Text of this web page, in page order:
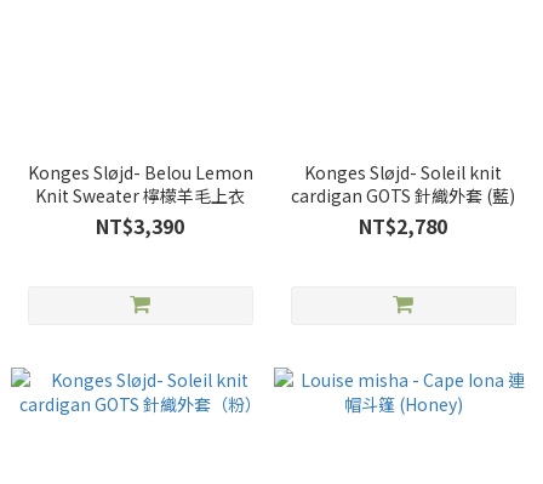
Konges Sløjd- Belou Lemon
Knit Sweater 檸檬羊毛上衣
NT$3,390
Konges Sløjd- Soleil knit
cardigan GOTS 針織外套 (藍)
NT$2,780